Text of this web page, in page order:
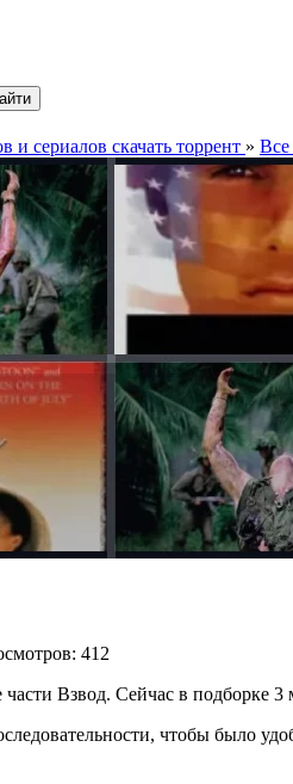
и сериалов скачать торрент » Все
412
Взвод. Сейчас в подборке
чтобы было